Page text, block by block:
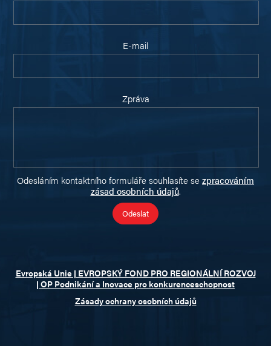
E-mail
Zpráva
Odesláním kontaktního formuláře souhlasíte se zpracováním
zásad osobních údajů.
Evropská Unie | EVROPSKÝ FOND PRO REGIONÁLNÍ ROZVOJ
| OP Podnikání a Inovace pro konkurenceschopnost
Zásady ochrany osobních údajů